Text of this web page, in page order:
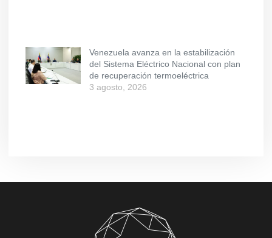
Venezuela avanza en la estabilización
del Sistema Eléctrico Nacional con plan
de recuperación termoeléctrica
3 agosto, 2026